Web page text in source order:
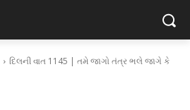
દિલની વાત 1145 | તમે જાગો તંત્ર ભલે જાગે કે